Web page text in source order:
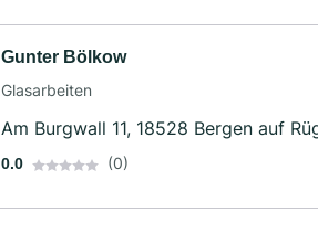
Gunter Bölkow
Glasarbeiten
Am Burgwall 11, 18528 Bergen auf
0.0 (0)